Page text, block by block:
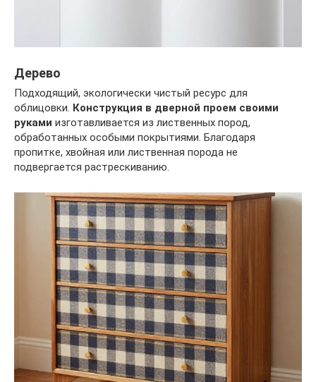
Дерево
Подходящий, экологически чистый ресурс для
облицовки. Конструкция в дверной проем своими
руками изготавливается из лиственных пород,
обработанных особыми покрытиями. Благодаря
пропитке, хвойная или лиственная порода не
подвергается растрескиванию.